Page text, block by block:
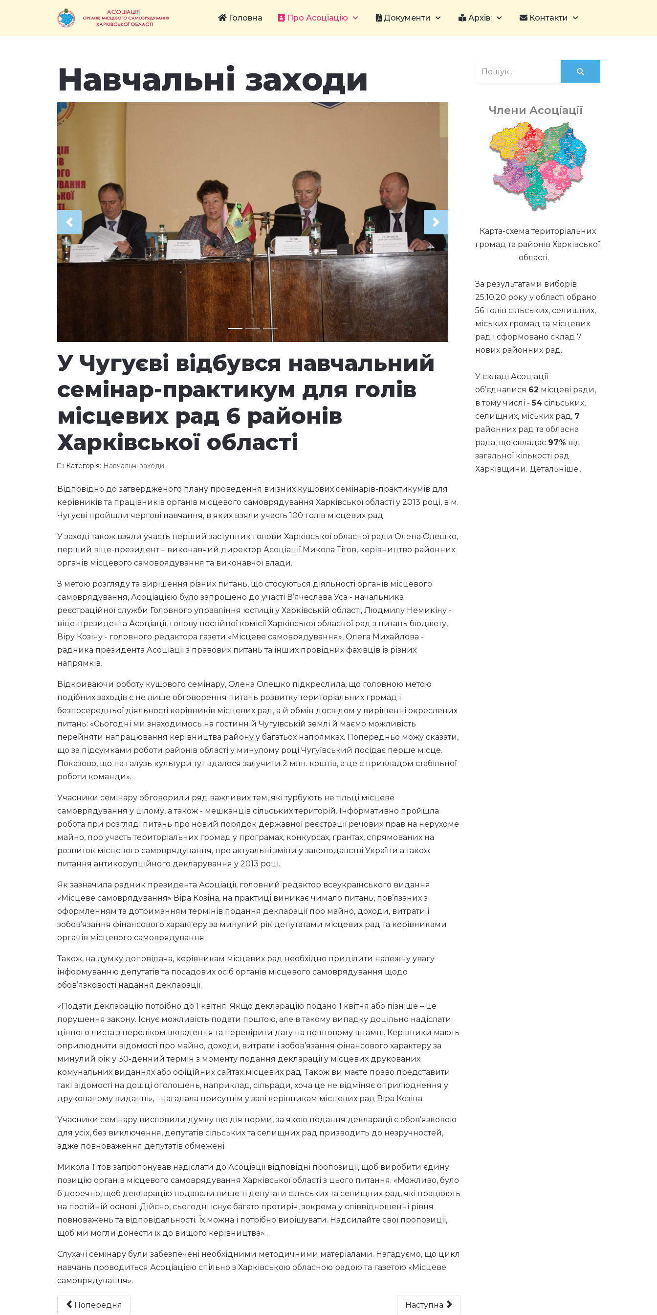
Головна Про Асоціацію Документи Архів: Контакти
Навчальні заходи
Попередня Наступна
У Чугуєві відбувся навчальний
семінар-практикум для голів
місцевих рад 6 районів
Харківської області
Категорія: Навчальні заходи
керівників та працівників органів місцевого самоврядування Харківської області у 2013 році, в м.
Чугуєві пройшли чергові навчання, в яких взяли участь 100 голів місцевих рад.
перший віце-президент – виконавчий директор Асоціації Микола Тітов, керівництво районних
органів місцевого самоврядування та виконавчої влади.
З метою розгляду та вирішення різних питань, що стосуються діяльності органів місцевого
самоврядування, Асоціацією було запрошено до участі В’ячеслава Уса - начальника
реєстраційної служби Головного управління юстиції у Харківській області, Людмилу Немикіну -
віце-президента Асоціації, голову постійної комісії Харківської обласної рад з питань бюджету,
радника президента Асоціації з правових питань та інших провідних фахівців із різних
напрямків.
Відкриваючи роботу кущового семінару, Олена Олешко підкреслила, що головною метою
подібних заходів є не лише обговорення питань розвитку територіальних громад і
безпосередньої діяльності керівників місцевих рад, а й обмін досвідом у вирішенні окреслених
питань: «Сьогодні ми знаходимось на гостинній Чугуївській землі й маємо можливість
перейняти напрацювання керівництва району у багатьох напрямках. Попередньо можу сказати,
Показово, що на галузь культури тут вдалося залучити 2 млн. коштів, а це є прикладом стабільної
роботи команди».
Учасники семінару обговорили ряд важливих тем, які турбують не тільці місцеве
самоврядування у цілому, а також - мешканців сільських територій. Інформативно пройшла
робота при розгляді питань про новий порядок державної реєстрації речових прав на нерухоме
розвиток місцевого самоврядування, про актуальні зміни у законодавстві України а також
питання антикорупційного декларування у 2013 році.
Як зазначила радник президента Асоціації, головний редактор всеукраїнського видання
«Місцеве самоврядування» Віра Козіна, на практиці виникає чимало питань, пов’язаних з
зобов’язання фінансового характеру за минулий рік депутатами місцевих рад та керівниками
органів місцевого самоврядування.
інформуванню депутатів та посадових осіб органів місцевого самоврядування щодо
обов’язковості надання декларації.
«Подати декларацію потрібно до 1 квітня. Якщо декларацію подано 1 квітня або пізніше – це
порушення закону. Існує можливість подати поштою, але в такому випадку доцільно надіслати
цінного листа з переліком вкладення та перевірити дату на поштовому штампі. Керівники мають
оприлюднити відомості про майно, доходи, витрати і зобов’язання фінансового характеру за
минулий рік у 30-денний термін з моменту подання декларації у місцевих друкованих
такі відомості на дошці оголошень, наприклад, сільради, хоча це не відміняє оприлюднення у
друкованому виданні», - нагадала присутнім у залі керівникам місцевих рад Віра Козіна.
для усіх, без виключення, депутатів сільських та селищних рад призводить до незручностей,
адже повноваження депутатів обмежені.
Микола Тітов запропонував надіслати до Асоціації відповідні пропозиції, щоб виробити єдину
позицію органів місцевого самоврядування Харківської області з цього питання. «Можливо, було
б доречно, щоб декларацію подавали лише ті депутати сільських та селищних рад, які працюють
повноважень та відповідальності. Їх можна і потрібно вирішувати. Надсилайте свої пропозиції,
щоб ми могли донести їх до вищого керівництва» .
навчань проводиться Асоціацією спільно з Харківською обласною радою та газетою «Місцеве
Члени Асоціації
Карта-схема територіальних
громад та районів Харківської
області.
За результатами виборів
25.10.20 року у області обрано
56 голів сільських, селищних,
міських громад та місцевих
рад і сформовано склад 7
нових районних рад.
У складі Асоціації
об’єдналися 62 місцеві ради,
в тому числі -54 сільських,
селищних, міських рад, 7
районних рад та обласна
рада, що складає 97% від
загальної кількості рад
Харківщини. Детальніше...